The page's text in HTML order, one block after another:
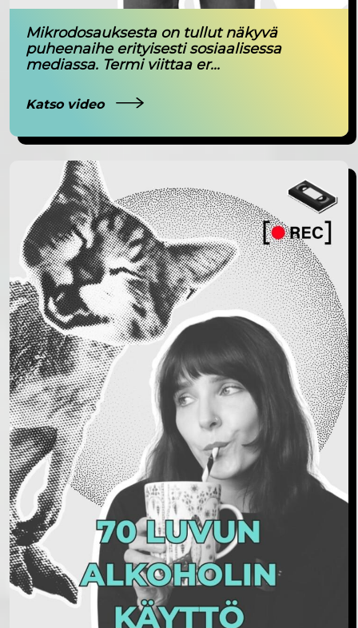
Mikrodosauksesta on tullut näkyvä
puheenaihe erityisesti sosiaalisessa
mediassa. Termi viittaa er...
Katso video